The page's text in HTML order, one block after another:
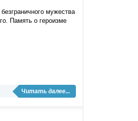
мужества
Память о героизме
Читать далее...